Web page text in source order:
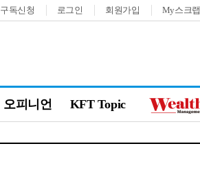
구독신청 로그인 회원가입 My스크랩
오피니언 KFT Topic